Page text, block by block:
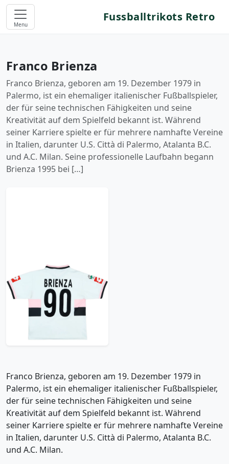
Menu
Fussballtrikots Retro
Franco Brienza
Franco Brienza, geboren am 19. Dezember 1979 in
Palermo, ist ein ehemaliger italienischer Fußballspieler,
der für seine technischen Fähigkeiten und seine
Kreativität auf dem Spielfeld bekannt ist. Während
seiner Karriere spielte er für mehrere namhafte Vereine
in Italien, darunter U.S. Città di Palermo, Atalanta B.C.
und A.C. Milan. Seine professionelle Laufbahn begann
Brienza 1995 bei […]
2004-05 Palermo
Match Issue Away
Shirt Brienza #90
239.99£ · ca. €283
Franco Brienza, geboren am 19. Dezember 1979 in
Palermo, ist ein ehemaliger italienischer Fußballspieler,
der für seine technischen Fähigkeiten und seine
Kreativität auf dem Spielfeld bekannt ist. Während
seiner Karriere spielte er für mehrere namhafte Vereine
in Italien, darunter U.S. Città di Palermo, Atalanta B.C.
und A.C. Milan.